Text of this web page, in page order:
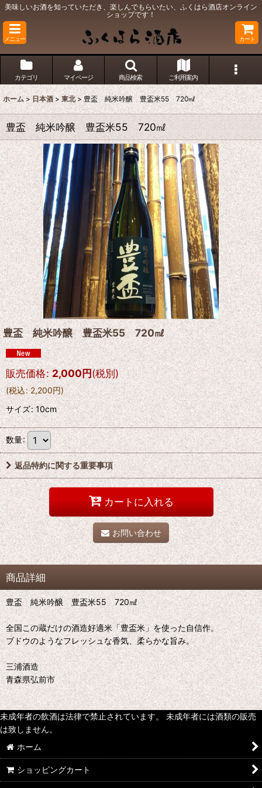
美味しいお酒を知っていただき、楽しんでもらいたい、ふくはら酒店オンライン
ショップです！
メニュー カート
カテゴリ マイページ 商品検索 ご利用案内
ホーム > 日本酒 > 東北 > 豊盃 純米吟醸 豊盃米55 720㎖
豊盃 純米吟醸 豊盃米55 720㎖
豊盃 純米吟醸 豊盃米55 720㎖
販売価格: 2,000円(税別)
(税込: 2,200円)
サイズ:10cm
数量:
返品特約に関する重要事項
カートに入れる
お問い合わせ
商品詳細
豊盃 純米吟醸 豊盃米55 720㎖
全国この蔵だけの酒造好適米「豊盃米」を使った自信作。
ブドウのようなフレッシュな香気、柔らかな旨み。
三浦酒造
青森県弘前市
未成年者の飲酒は法律で禁止されています。 未成年者には酒類の販売
は致しません。
ホーム
ショッピングカート